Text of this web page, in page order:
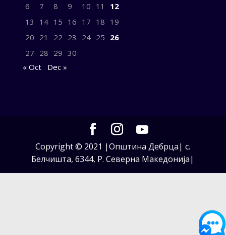
6
7 8 9 10 11
12
13
14 15 16 17 18 19
20 21 22 23 24 25 26
27 28 29 30
« Oct
Dec »
Copyright © 2021 |Општина Дебрца| с.
Белчишта, 6344, Р. Северна Македонија|